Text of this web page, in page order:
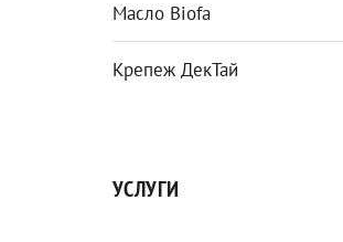
Масло Biofa
Крепеж ДекТай
УСЛУГИ